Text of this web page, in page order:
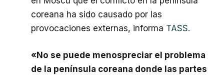
coreana ha sido causado por las
provocaciones externas, informa TASS.
«No se puede menospreciar el problema
de la península coreana donde las partes